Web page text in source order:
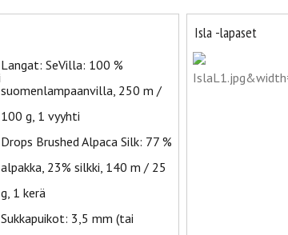
Langat: SeVilla: 100 %
suomenlampaanvilla, 250 m /
100 g, 1 vyyhti
Drops Brushed Alpaca Silk: 77 %
alpakka, 23% silkki, 140 m / 25
g, 1 kerä
Sukkapuikot: 3,5 mm (tai
Isla -lapaset